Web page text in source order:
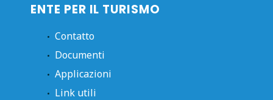
ENTE PER IL TURISMO
Contatto
Documenti
Applicazioni
Link utili